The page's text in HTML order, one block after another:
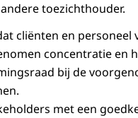
toezichthouder.
cliënten en personeel
concentratie en
bij de
met een